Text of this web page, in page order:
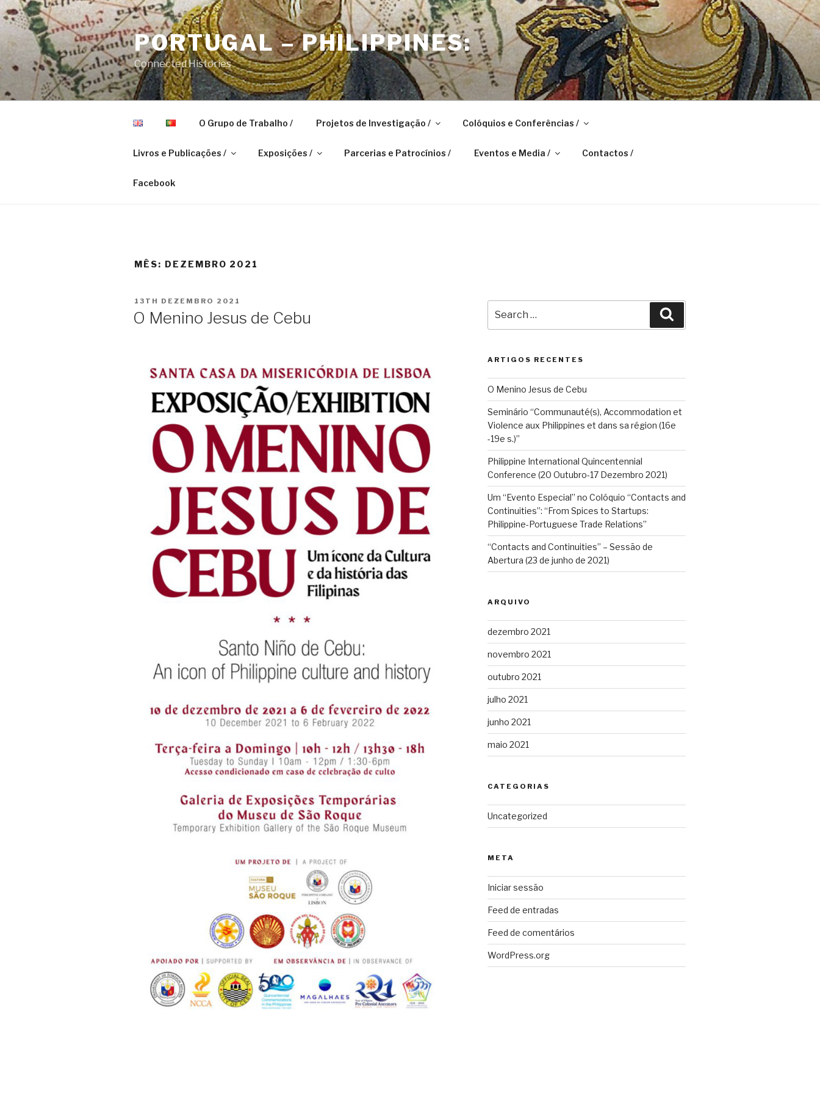
Skip
to
content
PORTUGAL – PHILIPPINES:
Connected Histories
O Grupo de Trabalho / Projetos de Investigação / Colóquios e Conferências /
Livros e Publicações / Exposições / Parcerias e Patrocínios / Eventos e Media / Contactos /
Facebook
MÊS: DEZEMBRO 2021
POSTED
ON
13TH DEZEMBRO 2021
O Menino Jesus de Cebu
for:
ARTIGOS RECENTES
O Menino Jesus de Cebu
Seminário “Communauté(s), Accommodation et
Violence aux Philippines et dans sa région (16e
-19e s.)”
Philippine International Quincentennial
Conference (20 Outubro-17 Dezembro 2021)
Um “Evento Especial” no Colóquio “Contacts and
Continuities”: “From Spices to Startups:
Philippine-Portuguese Trade Relations”
“Contacts and Continuities” – Sessão de
Abertura (23 de junho de 2021)
ARQUIVO
dezembro 2021
novembro 2021
outubro 2021
julho 2021
junho 2021
maio 2021
CATEGORIAS
Uncategorized
META
Iniciar sessão
Feed de entradas
Feed de comentários
WordPress.org